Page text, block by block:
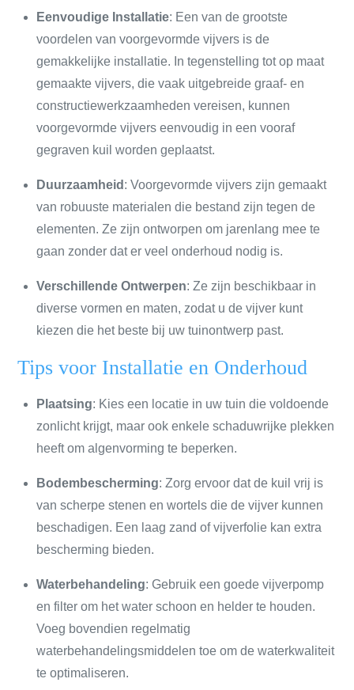
Eenvoudige Installatie: Een van de grootste
voordelen van voorgevormde vijvers is de
gemakkelijke installatie. In tegenstelling tot op maat
gemaakte vijvers, die vaak uitgebreide graaf- en
constructiewerkzaamheden vereisen, kunnen
voorgevormde vijvers eenvoudig in een vooraf
gegraven kuil worden geplaatst.
Duurzaamheid : Voorgevormde vijvers zijn gemaakt
van robuuste materialen die bestand zijn tegen de
elementen. Ze zijn ontworpen om jarenlang mee te
gaan zonder dat er veel onderhoud nodig is.
Verschillende Ontwerpen: Ze zijn beschikbaar in
diverse vormen en maten, zodat u de vijver kunt
kiezen die het beste bij uw tuinontwerp past.
Tips voor Installatie en Onderhoud
Plaatsing: Kies een locatie in uw tuin die voldoende
zonlicht krijgt, maar ook enkele schaduwrijke plekken
heeft om algenvorming te beperken.
Bodembescherming: Zorg ervoor dat de kuil vrij is
van scherpe stenen en wortels die de vijver kunnen
beschadigen. Een laag zand of vijverfolie kan extra
bescherming bieden.
Waterbehandeling: Gebruik een goede vijverpomp
en filter om het water schoon en helder te houden.
Voeg bovendien regelmatig
waterbehandelingsmiddelen toe om de waterkwaliteit
te optimaliseren.